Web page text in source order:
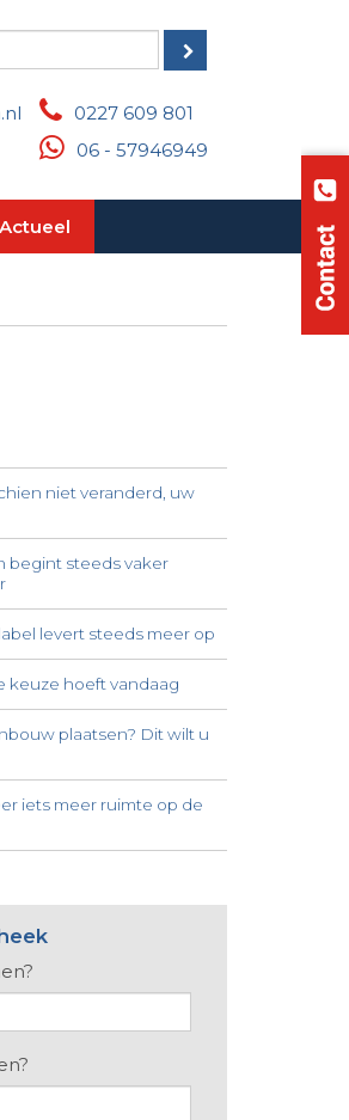
0227 609 801
06 - 57946949
Actueel
niet veranderd, uw
begint steeds vaker
levert steeds meer op
keuze hoeft vandaag
plaatsen? Dit wilt u
iets meer ruimte op de